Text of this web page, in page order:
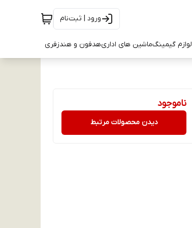
ورود | ثبت‌نام
لوازم گیمینگماشین های اداریهدفون و هندزفری
ناموجود
دیدن محصولات مرتبط